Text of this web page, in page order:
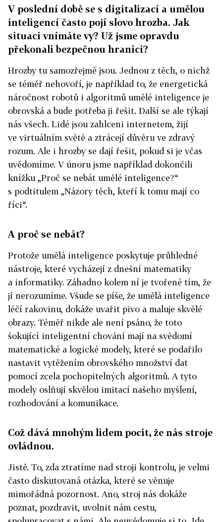
V poslední době se s digitalizací a umělou
inteligencí často pojí slovo hrozba. Jak
situaci vnímáte vy? Už jsme opravdu
překonali bezpečnou hranici?
Hrozby tu samozřejmě jsou. Jednou z těch, o nichž
se téměř nehovoří, je například to, že energetická
náročnost robotů i algoritmů umělé inteligence je
obrovská a bude potřeba ji řešit. Další se ale týkají
nás všech. Lidé jsou zahlceni internetem, žijí
ve virtuálním světě a ztrácejí důvěru ve zdravý
rozum. Ale i hrozby se dají řešit, pokud si je včas
uvědomíme. V únoru jsme například dokončili
knížku „Proč se nebát umělé inteligence?“
s podtitulem „Názory těch, kteří k tomu mají co
říci“.
A proč se nebát?
Protože umělá inteligence poskytuje průhledné
nástroje, které vycházejí z dnešní matematiky
a informatiky. Záhadno kolem ní je tvořené tím, že
jí nerozumíme. Všude se píše, že umělá inteligence
léčí rakovinu, dokáže uvařit pivo a maluje skvělé
obrazy. Téměř nikde ale není psáno, že toto
šokující inteligentní chování mají na svědomí
matematické a logické modely, které se podařilo
nastavit vytěžením obrovského množství dat
pomocí zcela pochopitelných algoritmů. A tyto
modely oslňují skvělou imitací našeho myšlení,
rozhodování a komunikace.
Což dává mnohým lidem pocit, že nás stroje
ovládnou.
Jistě. To, zda ztratíme nad stroji kontrolu, je velmi
často diskutovaná otázka, které se věnuje
mimořádná pozornost. Ano, stroj nás dokáže
poznat, pozdravit, uvolnit nám cestu,